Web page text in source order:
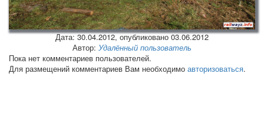
Дата:30.04.2012, опубликовано 03.06.2012
Автор: Удалённый пользователь
Пока нет комментариев пользователей.
Для размещений комментариев Вам необходимо авторизоваться.